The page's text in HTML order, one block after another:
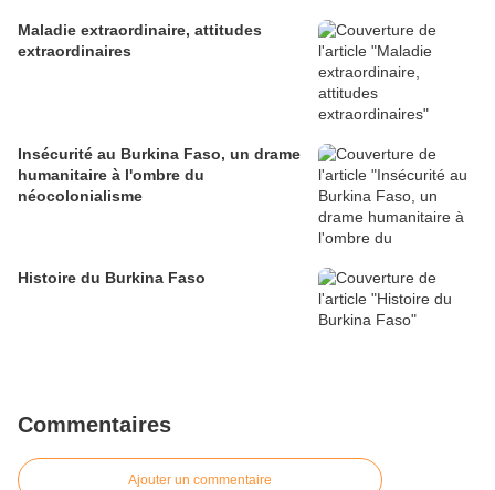
Maladie extraordinaire, attitudes
extraordinaires
Insécurité au Burkina Faso, un drame
humanitaire à l'ombre du
néocolonialisme
Histoire du Burkina Faso
Commentaires
Ajouter un commentaire